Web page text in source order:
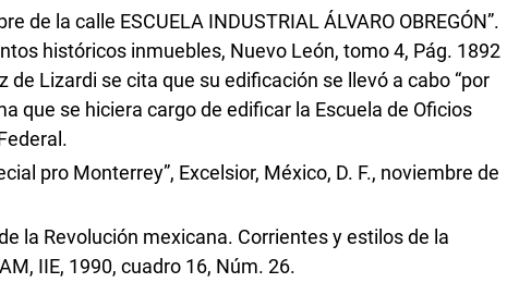
de la calle ESCUELA INDUSTRIAL ÁLVARO OBREGÓN”.
históricos inmuebles, Nuevo León, tomo 4, Pág. 1892
de Lizardi se cita que su edificación se llevó a cabo “por
que se hiciera cargo de edificar la Escuela de Oficios
pro Monterrey”, Excelsior, México, D. F., noviembre de
la Revolución mexicana. Corrientes y estilos de la
IIE, 1990, cuadro 16, Núm. 26.